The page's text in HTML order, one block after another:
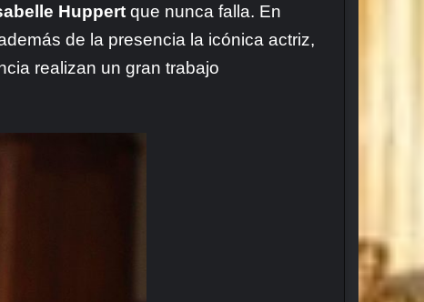
Huppert que nunca falla. En
de la presencia la icónica actriz,
realizan un gran trabajo